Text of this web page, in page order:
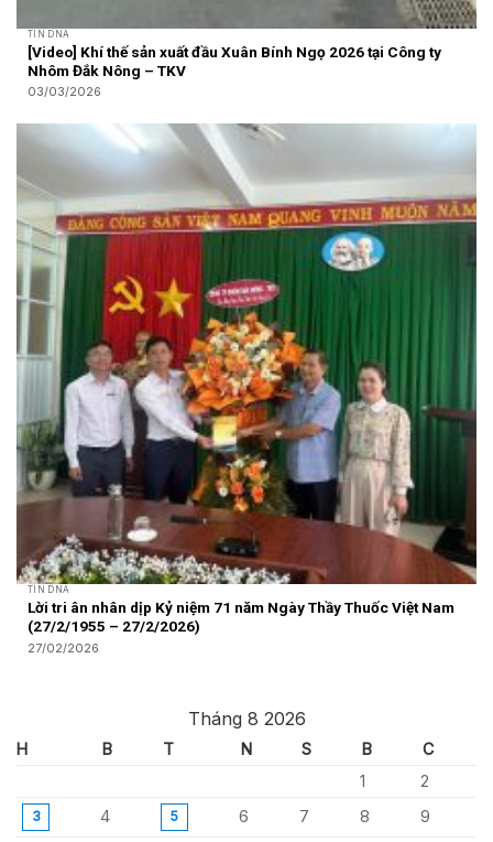
TIN DNA
[Video] Khí thế sản xuất đầu Xuân Bính Ngọ 2026 tại Công ty
Nhôm Đắk Nông – TKV
03/03/2026
TIN DNA
Lời tri ân nhân dịp Kỷ niệm 71 năm Ngày Thầy Thuốc Việt Nam
(27/2/1955 – 27/2/2026)
27/02/2026
Tháng 8 2026
H B T N S B
C
1
2
3 4 5 6 7 8
9